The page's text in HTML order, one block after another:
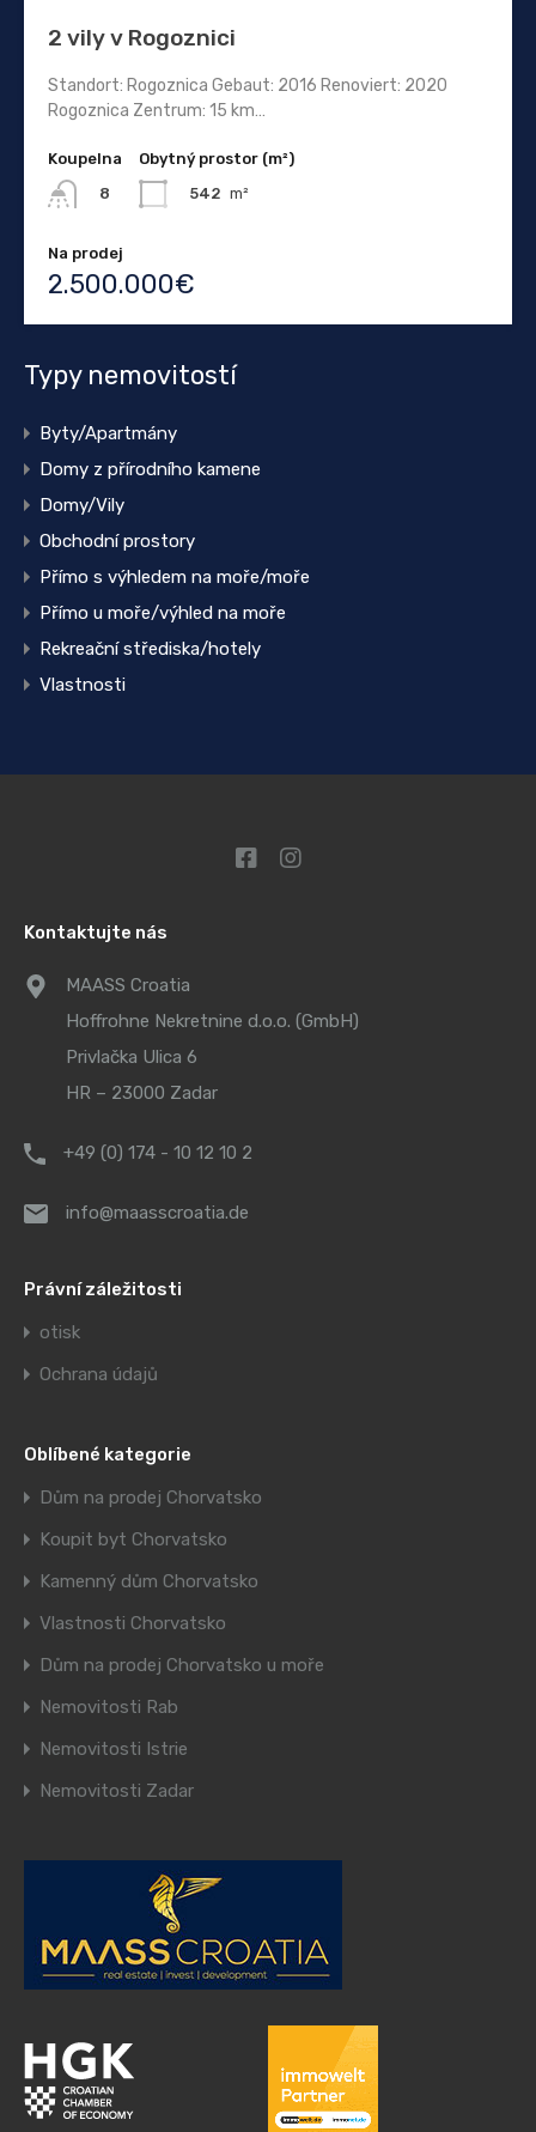
2 vily v Rogoznici
Standort: Rogoznica Gebaut: 2016 Renoviert: 2020
Rogoznica Zentrum: 15 km…
Koupelna
8
Obytný prostor (m²)
542 m²
Na prodej
2.500.000€
Typy nemovitostí
Byty/Apartmány
Domy z přírodního kamene
Domy/Vily
Obchodní prostory
Přímo s výhledem na moře/moře
Přímo u moře/výhled na moře
Rekreační střediska/hotely
Vlastnosti
Kontaktujte nás
MAASS Croatia
Hoffrohne Nekretnine d.o.o. (GmbH)
Privlačka Ulica 6
HR – 23000 Zadar
+49 (0) 174 - 10 12 10 2
info@maasscroatia.de
Právní záležitosti
otisk
Ochrana údajů
Oblíbené kategorie
Dům na prodej Chorvatsko
Koupit byt Chorvatsko
Kamenný dům Chorvatsko
Vlastnosti Chorvatsko
Dům na prodej Chorvatsko u moře
Nemovitosti Rab
Nemovitosti Istrie
Nemovitosti Zadar